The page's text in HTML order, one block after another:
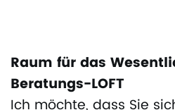
Raum für das
Beratungs-LOFT
Ich möchte, dass Sie